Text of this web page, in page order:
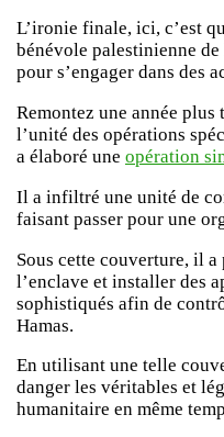
L’ironie finale, ici, c’est
bénévole palestinienne
pour s’engager dans des
Remontez une année
l’unité des opérations
a élaboré une opération
Il a infiltré une unité de
faisant passer pour une
Sous cette couverture, il
l’enclave et installer des
sophistiqués afin de
Hamas.
En utilisant une telle
danger les véritables et
humanitaire en même